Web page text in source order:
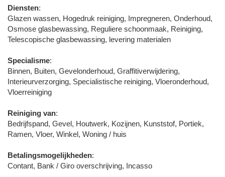
Diensten:
Glazen wassen, Hogedruk reiniging, Impregneren, Onderhoud,
Osmose glasbewassing, Reguliere schoonmaak, Reiniging,
Telescopische glasbewassing, levering materialen
Specialisme:
Binnen, Buiten, Gevelonderhoud, Graffitiverwijdering,
Interieurverzorging, Specialistische reiniging, Vloeronderhoud,
Vloerreiniging
Reiniging van:
Bedrijfspand, Gevel, Houtwerk, Kozijnen, Kunststof, Portiek,
Ramen, Vloer, Winkel, Woning / huis
Betalingsmogelijkheden:
Contant, Bank / Giro overschrijving, Incasso